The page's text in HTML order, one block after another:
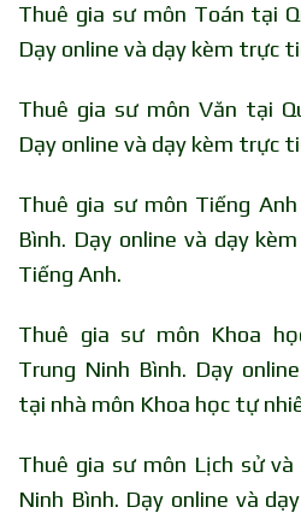
Thuê gia sư môn Toán tại
Dạy online và dạy kèm trực
Thuê gia sư môn Văn tại
Dạy online và dạy kèm trực
Thuê gia sư môn Tiếng
Bình. Dạy online và dạy
Tiếng Anh.
Thuê gia sư môn Khoa
Trung Ninh Bình. Dạy
tại nhà môn Khoa học tự
Thuê gia sư môn Lịch sử
Ninh Bình. Dạy online và